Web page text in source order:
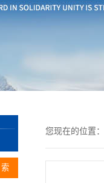
您现在的位置：